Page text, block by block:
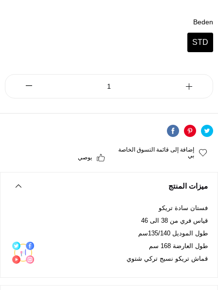
Beden
STD
إضافة إلى قائمة التسوق الخاصة
بي
يوصي
ميزات المنتج
فستان سادة تريكو
قياس فري من 38 الى 46
طول الموديل 135/140سم
طول العارضة 168 سم
قماش تريكو نسيج تركي شتوي